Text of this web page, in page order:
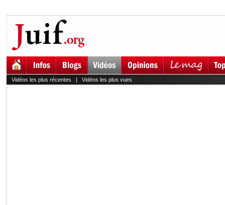
Vidéos les plus récentes | Vidéos les plus vues